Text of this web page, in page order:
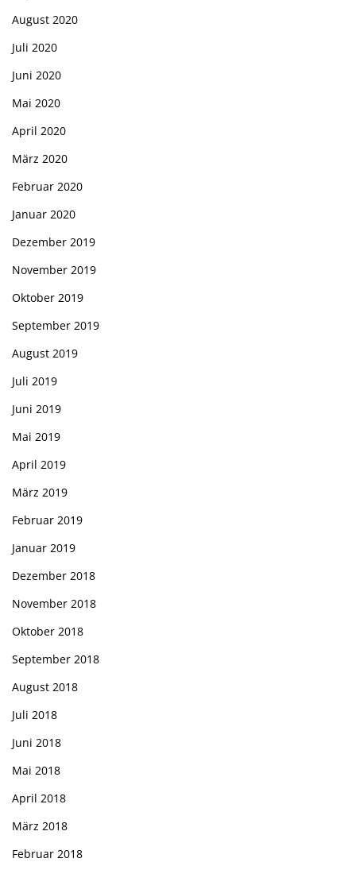
August 2020
Juli 2020
Juni 2020
Mai 2020
April 2020
März 2020
Februar 2020
Januar 2020
Dezember 2019
November 2019
Oktober 2019
September 2019
August 2019
Juli 2019
Juni 2019
Mai 2019
April 2019
März 2019
Februar 2019
Januar 2019
Dezember 2018
November 2018
Oktober 2018
September 2018
August 2018
Juli 2018
Juni 2018
Mai 2018
April 2018
März 2018
Februar 2018